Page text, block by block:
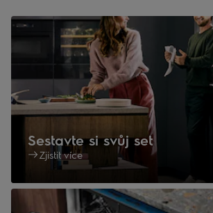
Sestavte si svůj set
Zjistit více